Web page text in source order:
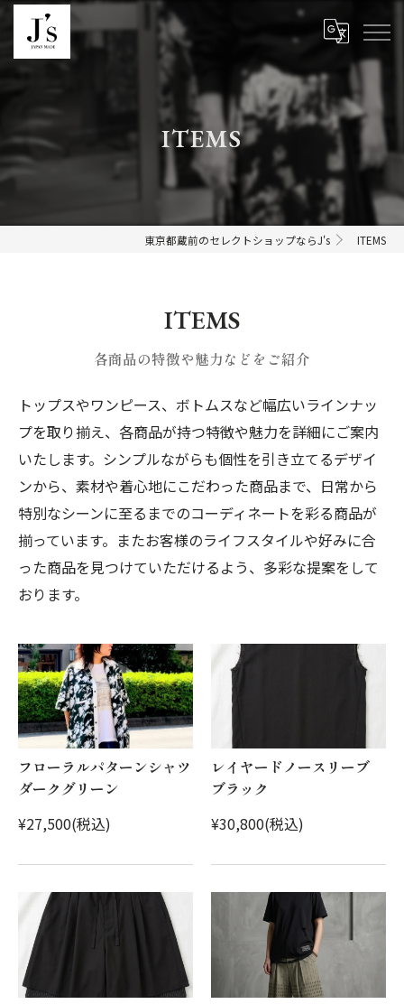
ITEMS
東京都蔵前のセレクトショップならJ's ITEMS
ITEMS
各商品の特徴や魅力などをご紹介
トップスやワンピース、ボトムスなど幅広いラインナッ
プを取り揃え、各商品が持つ特徴や魅力を詳細にご案内
いたします。シンプルながらも個性を引き立てるデザイ
ンから、素材や着心地にこだわった商品まで、日常から
特別なシーンに至るまでのコーディネートを彩る商品が
揃っています。またお客様のライフスタイルや好みに合
った商品を見つけていただけるよう、多彩な提案をして
おります。
フローラルパターンシャツ
ダークグリーン
¥27,500(税込)
レイヤードノースリーブ
ブラック
¥30,800(税込)